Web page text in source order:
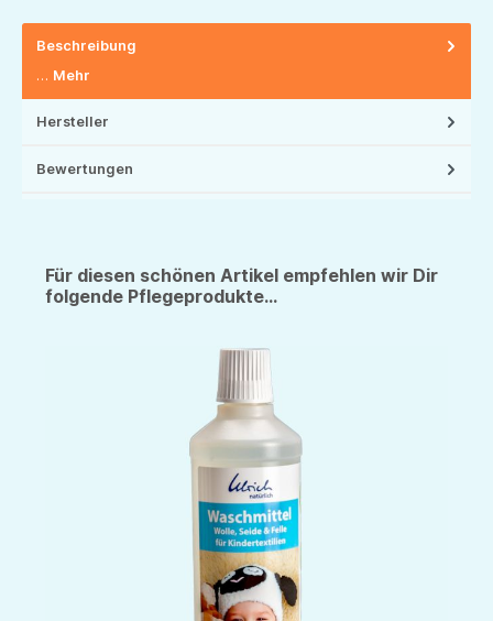
Beschreibung
… Mehr
Hersteller
Bewertungen
Für diesen schönen Artikel empfehlen wir Dir
folgende Pflegeprodukte...